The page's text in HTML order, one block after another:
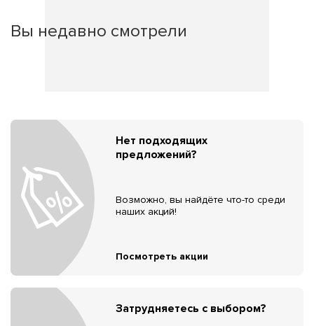
Вы недавно смотрели
Нет подходящих
предложений?
Возможно, вы найдёте что-то среди
наших акций!
Посмотреть акции
Затрудняетесь с выбором?